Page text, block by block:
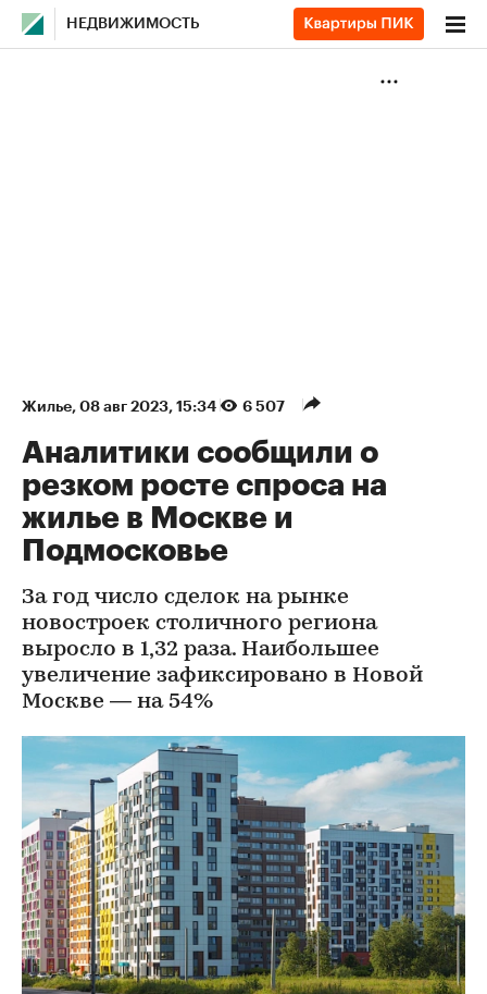
НЕДВИЖИМОСТЬ
Жилье⁠, 08 авг 2023, 15:34 6 507
Аналитики сообщили о
резком росте спроса на
жилье в Москве и
Подмосковье
За год число сделок на рынке
новостроек столичного региона
выросло в 1,32 раза. Наибольшее
увеличение зафиксировано в Новой
Москве — на 54%